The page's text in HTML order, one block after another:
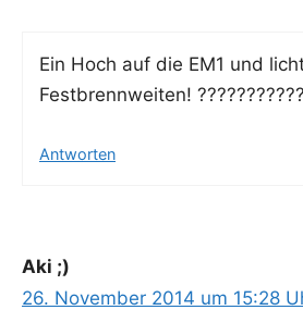
Ein Hoch auf die EM1 und
Festbrennweiten!
Antworten
Aki ;)
26. November 2014 um 15:28